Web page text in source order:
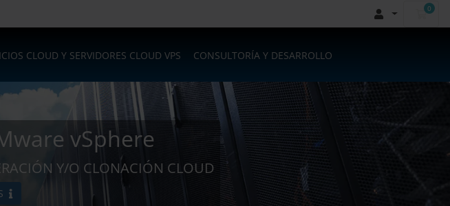
0
CLOUD Y SERVIDORES CLOUD VPS CONSULTORÍA Y DESARROLLO
vSphere
Y/O CLONACIÓN CLOUD